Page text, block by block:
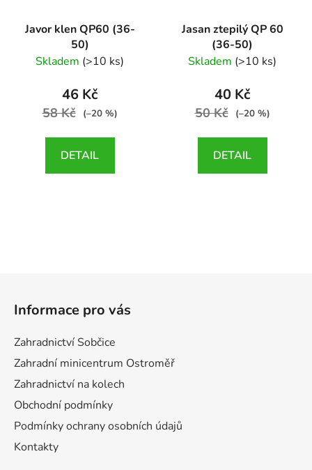
Javor klen QP60 (36-
50)
Acer pseudoplatanus
Skladem (>10 ks)
46 Kč
58 Kč (–20 %)
DETAIL
Jasan ztepilý QP 60
(36-50)
Fraxinus excelsior
Skladem (>10 ks)
40 Kč
50 Kč (–20 %)
DETAIL
Informace pro vás
Zahradnictví Sobčice
Zahradní minicentrum Ostroměř
Zahradnictví na kolech
Obchodní podmínky
Podmínky ochrany osobních údajů
Kontakty